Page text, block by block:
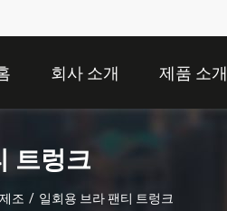
회사 소개 제품 소개
트렁크
조 / 일회용 브라 팬티 트렁크